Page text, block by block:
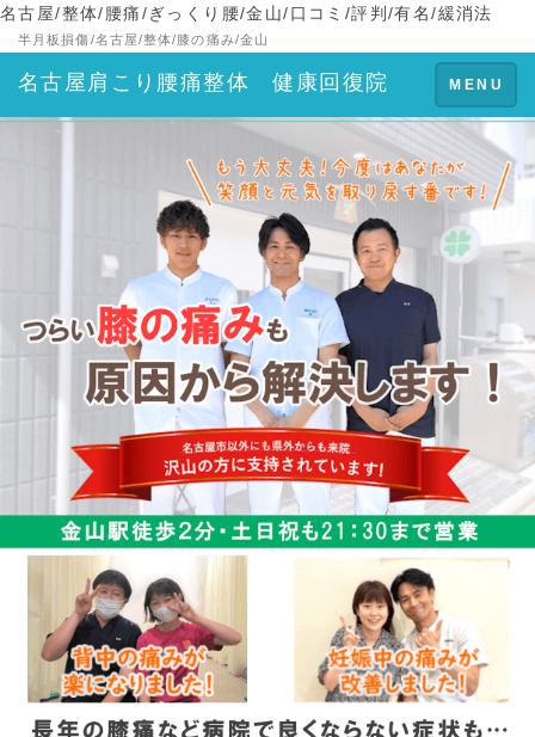
名古屋/整体/腰痛/ぎっくり腰/金山/口コミ/評判/有名/緩消法
半月板損傷/名古屋/整体/膝の痛み/金山
Toggle
navigation
MENU
名古屋肩こり腰痛整体 健康回復院